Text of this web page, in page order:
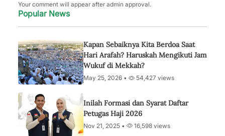
Your comment will appear after admin approval.
Popular News
Kapan Sebaiknya Kita Berdoa Saat
Hari Arafah? Haruskah Mengikuti Jam
Wukuf di Mekkah?
May 25, 2026 • 54,427 views
Inilah Formasi dan Syarat Daftar
Petugas Haji 2026
Nov 21, 2025 • 16,598 views